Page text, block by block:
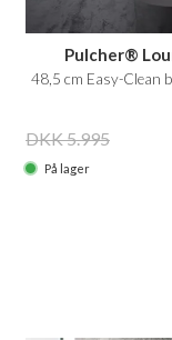
Pulcher®
48,5 cm Easy-Clean
DKK 5.995
På lager